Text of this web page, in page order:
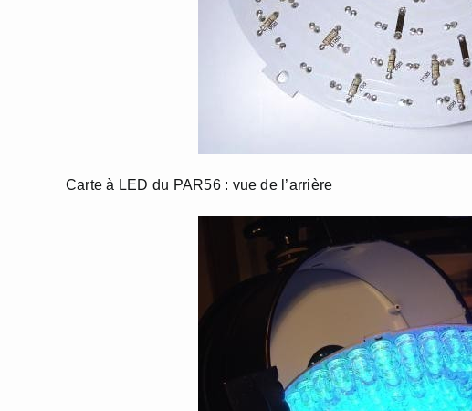
Carte à LED du PAR56 : vue de l’arrière